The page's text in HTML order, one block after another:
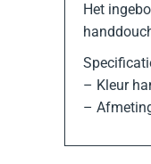
Het
– Kleur
–